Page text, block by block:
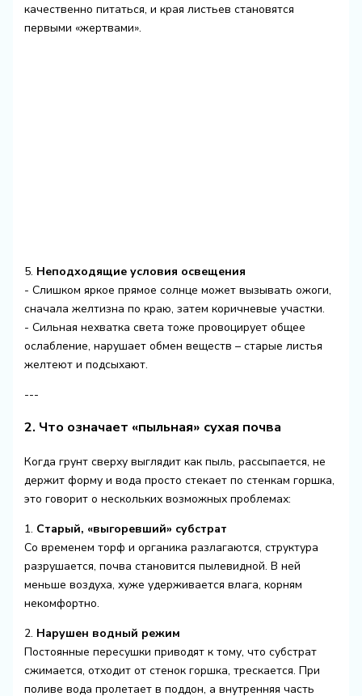
качественно питаться, и края листьев становятся
первыми «жертвами».
5. Неподходящие условия освещения
- Слишком яркое прямое солнце может вызывать ожоги,
сначала желтизна по краю, затем коричневые участки.
- Сильная нехватка света тоже провоцирует общее
ослабление, нарушает обмен веществ – старые листья
желтеют и подсыхают.
---
2. Что означает «пыльная» сухая почва
Когда грунт сверху выглядит как пыль, рассыпается, не
держит форму и вода просто стекает по стенкам горшка,
это говорит о нескольких возможных проблемах:
1. Старый, «выгоревший» субстрат
Со временем торф и органика разлагаются, структура
разрушается, почва становится пылевидной. В ней
меньше воздуха, хуже удерживается влага, корням
некомфортно.
2. Нарушен водный режим
Постоянные пересушки приводят к тому, что субстрат
сжимается, отходит от стенок горшка, трескается. При
поливе вода пролетает в поддон, а внутренняя часть